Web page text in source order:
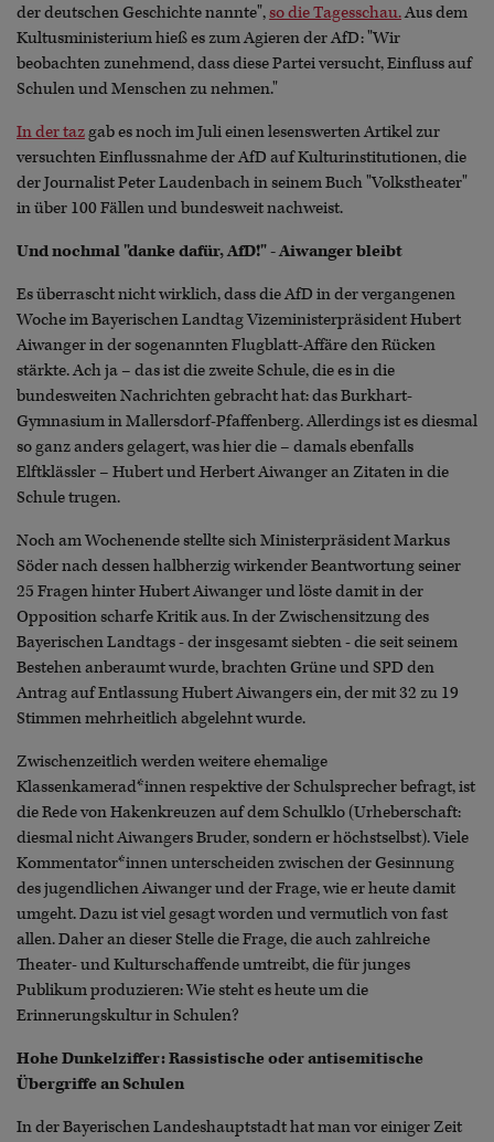
der deutschen Geschichte nannte",so die Tagesschau.Aus dem
Kultusministerium hieß es zum Agieren der AfD: "Wir
beobachten zunehmend, dass diese Partei versucht, Einfluss auf
Schulen und Menschen zu nehmen."
In der tazgab es noch im Juli einen lesenswerten Artikel zur
versuchten Einflussnahme der AfD auf Kulturinstitutionen, die
der Journalist Peter Laudenbach in seinem Buch "Volkstheater"
in über 100 Fällen und bundesweit nachweist.
Und nochmal "danke dafür, AfD!" - Aiwanger bleibt
Es überrascht nicht wirklich, dass die AfD in der vergangenen
Woche im Bayerischen Landtag Vizeministerpräsident Hubert
Aiwanger in der sogenannten Flugblatt-Affäre den Rücken
stärkte. Ach ja – das ist die zweite Schule, die es in die
bundesweiten Nachrichten gebracht hat: das Burkhart-
Gymnasium in Mallersdorf-Pfaffenberg. Allerdings ist es diesmal
so ganz anders gelagert, was hier die – damals ebenfalls
Elftklässler – Hubert und Herbert Aiwanger an Zitaten in die
Schule trugen.
Noch am Wochenende stellte sich Ministerpräsident Markus
Söder nach dessen halbherzig wirkender Beantwortung seiner
25 Fragen hinter Hubert Aiwanger und löste damit in der
Opposition scharfe Kritik aus. In der Zwischensitzung des
Bayerischen Landtags - der insgesamt siebten - die seit seinem
Bestehen anberaumt wurde, brachten Grüne und SPD den
Antrag auf Entlassung Hubert Aiwangers ein, der mit 32 zu 19
Stimmen mehrheitlich abgelehnt wurde.
Zwischenzeitlich werden weitere ehemalige
Klassenkamerad*innen respektive der Schulsprecher befragt, ist
die Rede von Hakenkreuzen auf dem Schulklo (Urheberschaft:
diesmal nicht Aiwangers Bruder, sondern er höchstselbst). Viele
Kommentator*innen unterscheiden zwischen der Gesinnung
des jugendlichen Aiwanger und der Frage, wie er heute damit
umgeht. Dazu ist viel gesagt worden und vermutlich von fast
allen. Daher an dieser Stelle die Frage, die auch zahlreiche
Theater- und Kulturschaffende umtreibt, die für junges
Publikum produzieren: Wie steht es heute um die
Erinnerungskultur in Schulen?
Hohe Dunkelziffer: Rassistische oder antisemitische
Übergriffe an Schulen
In der Bayerischen Landeshauptstadt hat man vor einiger Zeit